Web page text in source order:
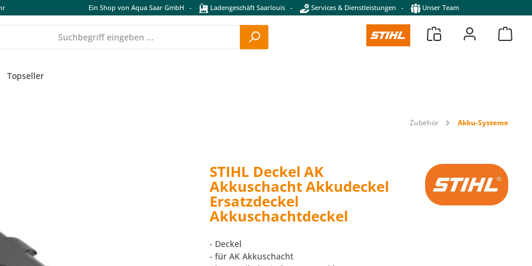
Ein Shop von Aqua Saar GmbH - Ladengeschäft Saarlouis - Services & Dienstleistungen - Unser Team
Topseller
Zubehör Akku-Systeme
STIHL Deckel AK
Akkuschacht Akkudeckel
Ersatzdeckel
Akkuschachtdeckel
- Deckel
- für AK Akkuschacht